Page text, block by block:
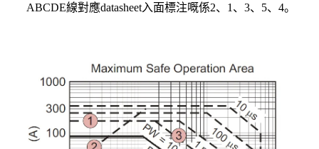
ABCDE線對應datasheet入面標注嘅係2、1、3、5、4。